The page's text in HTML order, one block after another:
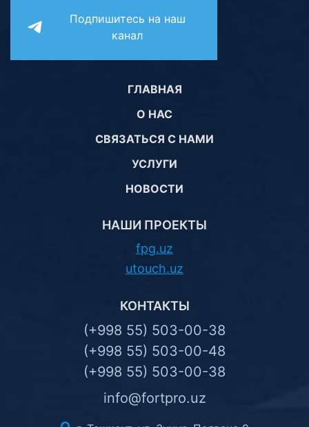
Подпишитесь на наш
канал
ГЛАВНАЯ
О НАС
СВЯЗАТЬСЯ С НАМИ
УСЛУГИ
НОВОСТИ
НАШИ ПРОЕКТЫ
fpg.uz
utouch.uz
КОНТАКТЫ
(+998 55) 503-00-38
(+998 55) 503-00-48
(+998 55) 503-00-38
info@fortpro.uz